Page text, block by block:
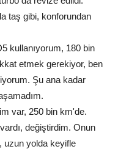
taş gibi, konforundan
kullanıyorum, 180 bin
etmek gerekiyor, ben
Şu ana kadar
var, 250 bin km'de.
değiştirdim. Onun
uzun yolda keyifle